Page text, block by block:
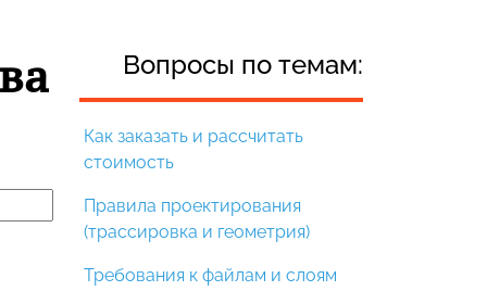
Вопросы по темам:
Как заказать и рассчитать
стоимость
Правила проектирования
(трассировка и геометрия)
Требования к файлам и слоям